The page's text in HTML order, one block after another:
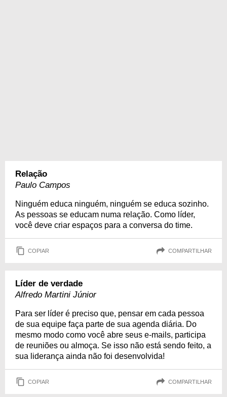
Relação
Paulo Campos
Ninguém educa ninguém, ninguém se educa sozinho.
As pessoas se educam numa relação. Como líder,
você deve criar espaços para a conversa do time.
COPIAR COMPARTILHAR
Líder de verdade
Alfredo Martini Júnior
Para ser líder é preciso que, pensar em cada pessoa
de sua equipe faça parte de sua agenda diária. Do
mesmo modo como você abre seus e-mails, participa
de reuniões ou almoça. Se isso não está sendo feito, a
sua liderança ainda não foi desenvolvida!
COPIAR COMPARTILHAR